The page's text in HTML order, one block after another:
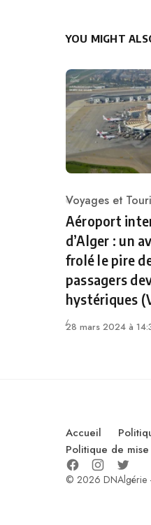
YOU MIGHT
Category
Voyages et
Aéroport
d’Alger : un
frolé le pire
passagers
hystériques
28 mars 2024 à
Accueil
Politique de
© 2026 DNAlgérie